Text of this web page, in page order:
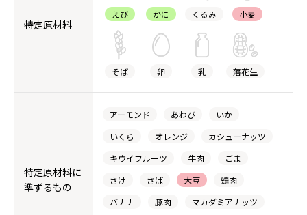
特定原材料
えび かに くるみ 小麦
そば 卵 乳 落花生
特定原材料に
準ずるもの
アーモンド あわび
いか
いくら
オレンジ
カシューナッツ
キウイフルーツ
牛肉
ごま
さけ
さば 大豆
鶏肉
バナナ
豚肉 マカダミアナッツ